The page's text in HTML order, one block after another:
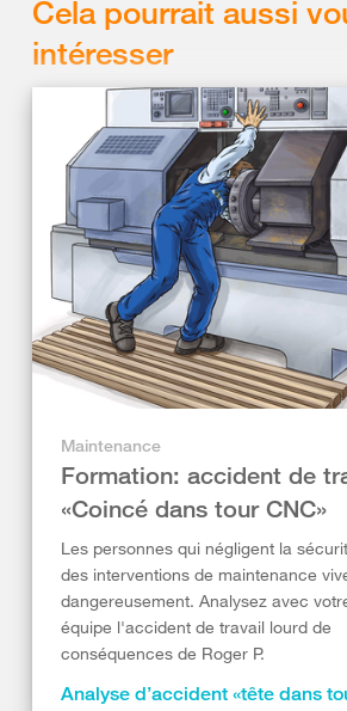
Cela pourrait aussi
intéresser
Maintenance
Formation: accident de
«Coincé dans tour CNC»
Les personnes qui négligent la
des interventions de maintenance
dangereusement. Analysez avec
équipe l'accident de travail lourd de
conséquences de Roger P.
Analyse d’accident «tête dans